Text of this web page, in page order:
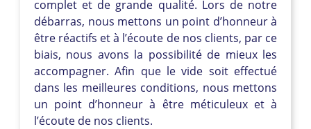
complet et de grande qualité. Lors de notre
débarras, nous mettons un point d’honneur à
être réactifs et à l’écoute de nos clients, par ce
biais, nous avons la possibilité de mieux les
accompagner. Afin que le vide soit effectué
dans les meilleures conditions, nous mettons
un point d’honneur à être méticuleux et à
l’écoute de nos clients.